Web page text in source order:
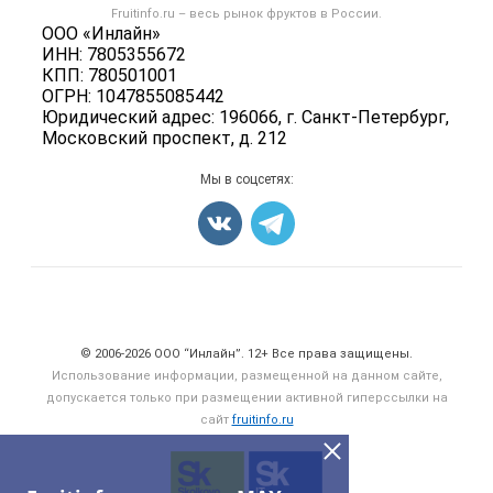
Fruitinfo.ru – весь рынок фруктов в России.
ООО «Инлайн»
ИНН: 7805355672
КПП: 780501001
ОГРН: 1047855085442
Юридический адрес: 196066, г. Санкт-Петербург,
Московский проспект, д. 212
Политика обработки персональных данных
Фрукты
Грибы
Оборудование
Карта объявлений
Мы в соцсетях:
© 2006‑2026 ООО “Инлайн”. 12+ Все права защищены.
Использование информации, размещенной на данном сайте,
допускается только при размещении активной гиперссылки на
сайт fruitinfo.ru